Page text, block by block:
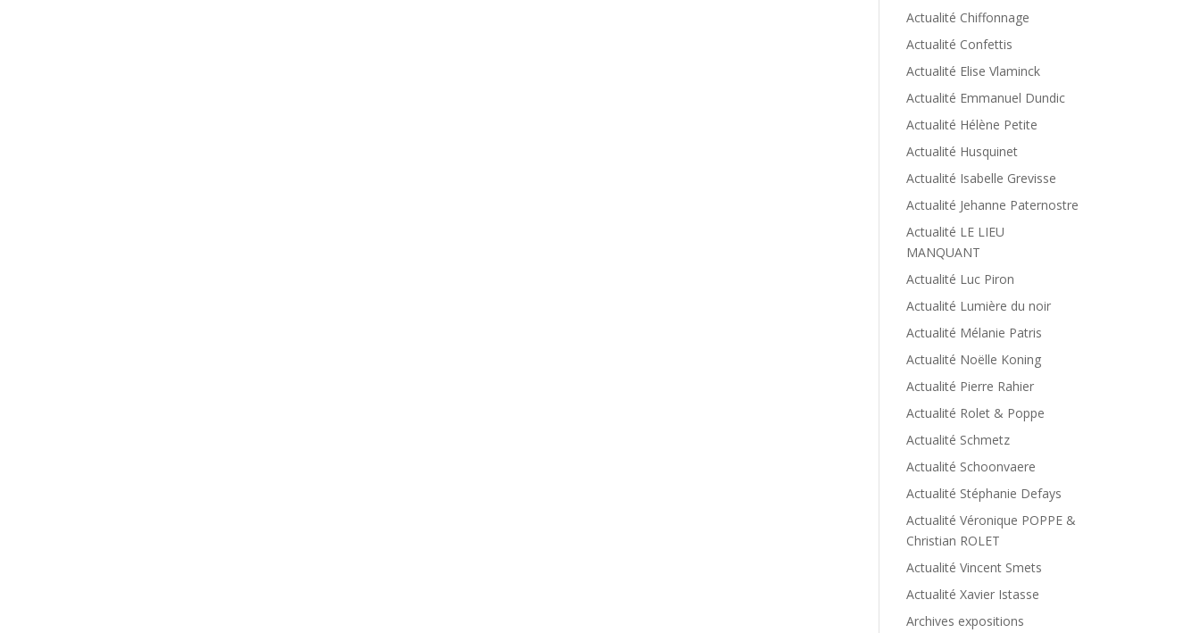
Actualité Chiffonnage
Actualité Confettis
Actualité Elise Vlaminck
Actualité Emmanuel Dundic
Actualité Hélène Petite
Actualité Husquinet
Actualité Isabelle Grevisse
Actualité Jehanne Paternostre
Actualité LE LIEU
MANQUANT
Actualité Luc Piron
Actualité Lumière du noir
Actualité Mélanie Patris
Actualité Noëlle Koning
Actualité Pierre Rahier
Actualité Rolet & Poppe
Actualité Schmetz
Actualité Schoonvaere
Actualité Stéphanie Defays
Actualité Véronique POPPE &
Christian ROLET
Actualité Vincent Smets
Actualité Xavier Istasse
Archives expositions